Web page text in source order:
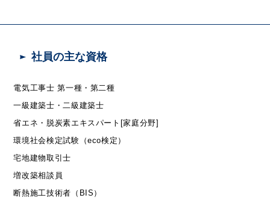
社員の主な資格
電気工事士 第一種・第二種
一級建築士・二級建築士
省エネ・脱炭素エキスパート[家庭分野]
環境社会検定試験（eco検定）
宅地建物取引士
増改築相談員
断熱施工技術者（BIS）